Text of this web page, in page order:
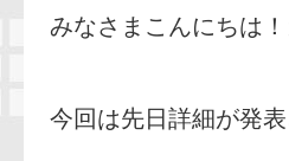
みなさまこんにちは
今回は先日詳細が発